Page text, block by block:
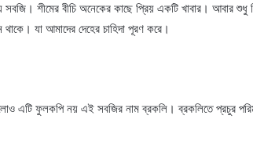
শীমের বীচি অনেকের কাছে প্রিয় একটি খাবার। আবার
যা আমাদের দেহের চাহিদা পূরণ করে।
এটি ফুলকপি নয় এই সবজির নাম ব্রকলি। ব্রকলিতে প্রচুর